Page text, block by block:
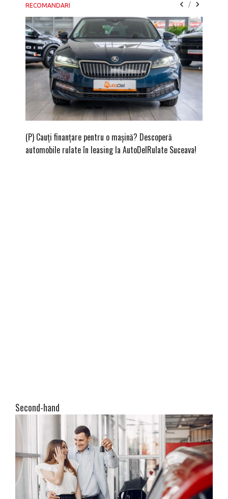
RECOMANDARI /
(P) Cauți finanțare pentru o mașină? Descoperă
automobile rulate în leasing la AutoDelRulate Suceava!
Second-hand